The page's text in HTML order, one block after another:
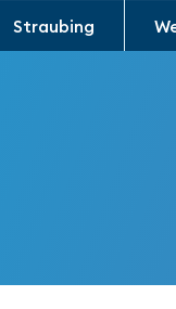
Straubing